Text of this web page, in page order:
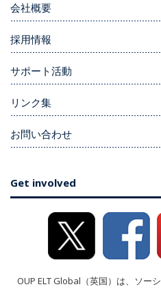
会社概要
採用情報
サポート活動
リンク集
お問い合わせ
Get involved
OUP ELT Global（英国）は、ソー